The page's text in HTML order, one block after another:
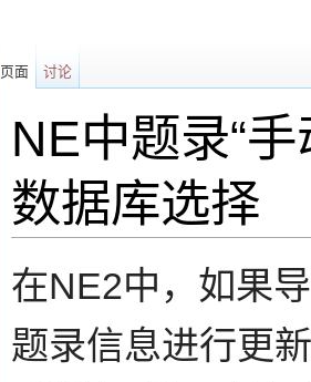
NE中题录“
数据库选择
在NE2中，如果
题录信息进行更
页面 讨论